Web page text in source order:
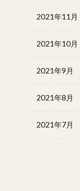
2021年11月
2021年10月
2021年9月
2021年8月
2021年7月